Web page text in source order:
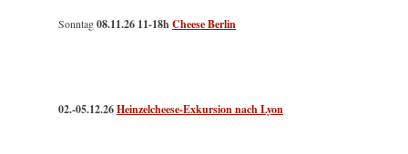
Sonntag08.11.26 11-18hCheese Berlin
02.-05.12.26Heinzelcheese-Exkursion nach Lyon